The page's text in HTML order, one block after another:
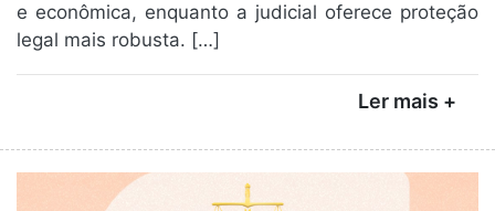
e econômica, enquanto a judicial oferece proteção
legal mais robusta. […]
Ler mais +